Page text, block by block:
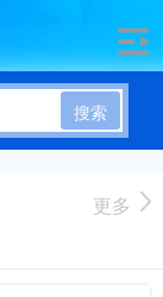
搜索
更多